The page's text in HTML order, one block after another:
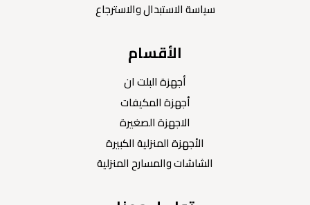
سياسة الاستبدال والاسترجاع
الأقسام
أجهزة البلت ان
أجهزة المكيفات
الاجهزة الصغيرة
الأجهزة المنزلية الكبيرة
الشاشات والمسارح المنزلية